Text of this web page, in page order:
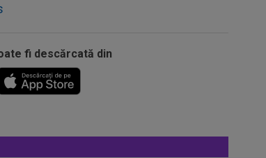
fi descărcată din